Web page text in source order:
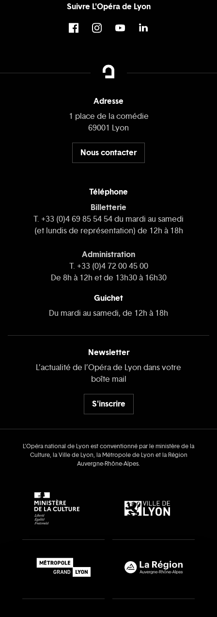
Suivre L'Opéra de Lyon
Adresse
1 place de la comédie
69001 Lyon
Nous contacter
Téléphone
Billetterie
T. +33 (0)4 69 85 54 54 du mardi au samedi
(et lundis de représentation) de 12h à 18h
Administration
T. +33 (0)4 72 00 45 00
De 8h à 12h et de 13h30 à 16h30
Guichet
Du mardi au samedi, de 12h à 18h
Newsletter
L’actualité de l’Opéra de Lyon dans votre
boîte mail
S'inscrire
L’Opéra national de Lyon est conventionné par le ministère de la
Culture, la Ville de Lyon, la Métropole de Lyon et la Région
Auvergne‑Rhône‑Alpes.